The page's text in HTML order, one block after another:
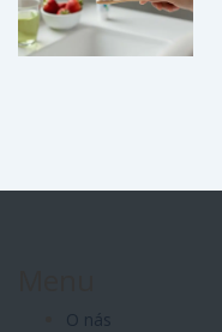
O nás